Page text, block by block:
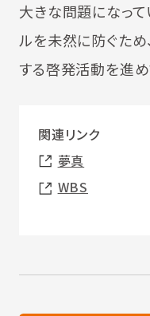
大きな問題になっ
ルを未然に防ぐた
する啓発活動を進め
関連リンク
夢真
WBS